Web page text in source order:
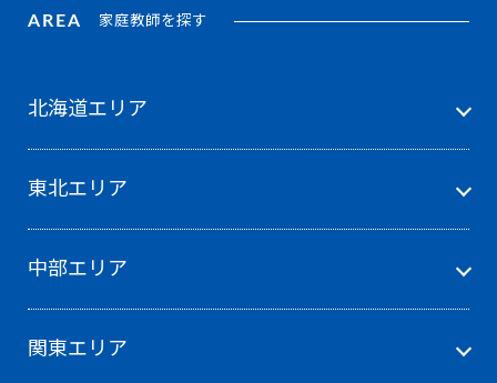
AREA 家庭教師を探す
北海道エリア
東北エリア
中部エリア
関東エリア